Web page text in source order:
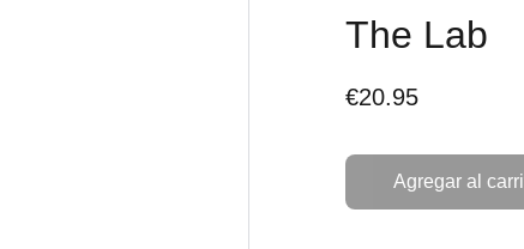
The Lab
€20.95
Agregar al